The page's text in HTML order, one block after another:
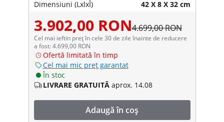
Dimensiuni (LxlxÎ) 42 X 8 X 32 cm
3.902,00 RON4.699,00 RON
Cel mai ieftin preț în cele 30 de zile înainte de reducere
a fost: 4.699,00 RON
Ofertă limitată în timp
Cel mai mic preț garantat
În stoc
LIVRARE GRATUITĂ aprox. 14.08
Adaugă în coș